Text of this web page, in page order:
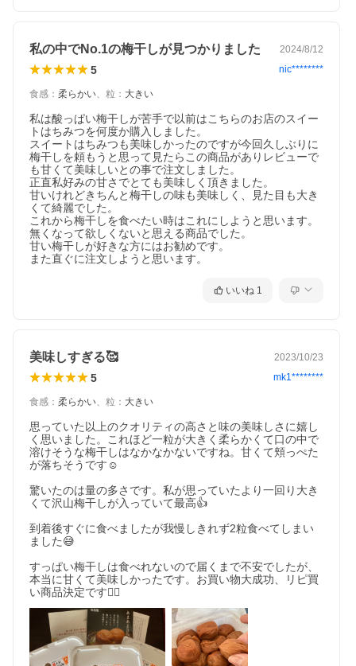
私の中でNo.1の梅干しが見つかりました 2024/8/12
5 nic********
食感 ： 柔らかい、 粒 ： 大きい
私は酸っぱい梅干しが苦手で以前はこちらのお店のスイー
トはちみつを何度か購入しました。
スイートはちみつも美味しかったのですが今回久しぶりに
梅干しを頼もうと思って見たらこの商品がありレビューで
も甘くて美味しいとの事で注文しました。
正直私好みの甘さでとても美味しく頂きました。
甘いけれどきちんと梅干しの味も美味しく、見た目も大き
くて綺麗でした。
これから梅干しを食べたい時はこれにしようと思います。
無くなって欲しくないと思える商品でした。
甘い梅干しが好きな方にはお勧めです。
また直ぐに注文しようと思います。
いいね 1
美味しすぎる🥰 2023/10/23
5 mk1********
食感 ： 柔らかい、 粒 ： 大きい
思っていた以上のクオリティの高さと味の美味しさに嬉し
く思いました。これほど一粒が大きく柔らかくて口の中で
溶けそうな梅干しはなかなかないですね。甘くて頬っぺた
が落ちそうです☺️
驚いたのは量の多さです。私が思っていたより一回り大き
くて沢山梅干しが入っていて最高👍
到着後すぐに食べましたが我慢しきれず2粒食べてしまい
ました😅
すっぱい梅干しは食べれないので届くまで不安でしたが、
本当に甘くて美味しかったです。お買い物大成功、リピ買
い商品決定です🙆‍♀️